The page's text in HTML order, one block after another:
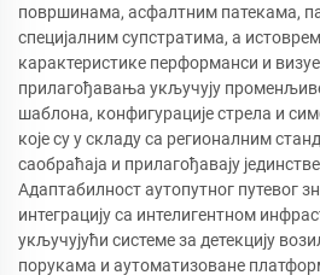
површинама, асфалтним патекама,
специјалним супстратима, а
карактеристике перформанси и
прилагођавања укључују
шаблона, конфигурације стрела и
које су у складу са регионалним
саобраћаја и прилагођавају
Адаптабилност аутопутног путевог
интеграцију са интелигентном
укључујући системе за детекцију
порукама и аутоматизоване